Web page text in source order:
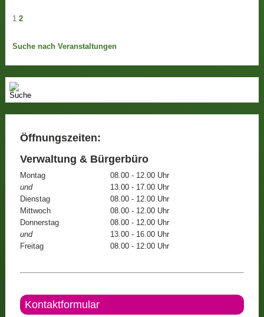
1 2
Suche nach Veranstaltungen
Öffnungszeiten:
Verwaltung & Bürgerbüro
Montag
08.00 - 12.00 Uhr
und
13.00 - 17.00 Uhr
Dienstag
08.00 - 12.00 Uhr
Mittwoch
08.00 - 12.00 Uhr
Donnerstag
08.00 - 12.00 Uhr
und
13.00 - 16.00 Uhr
Freitag
08.00 - 12:00 Uhr
Kontaktformular